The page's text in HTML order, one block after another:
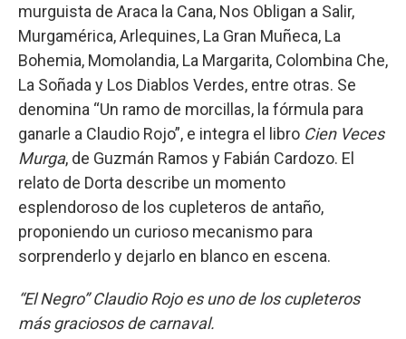
murguista de Araca la Cana, Nos Obligan a Salir,
Murgamérica, Arlequines, La Gran Muñeca, La
Bohemia, Momolandia, La Margarita, Colombina Che,
La Soñada y Los Diablos Verdes, entre otras. Se
denomina “Un ramo de morcillas, la fórmula para
ganarle a Claudio Rojo”, e integra el libro Cien Veces
Murga, de Guzmán Ramos y Fabián Cardozo. El
relato de Dorta describe un momento
esplendoroso de los cupleteros de antaño,
proponiendo un curioso mecanismo para
sorprenderlo y dejarlo en blanco en escena.
“El Negro” Claudio Rojo es uno de los cupleteros
más graciosos de carnaval.